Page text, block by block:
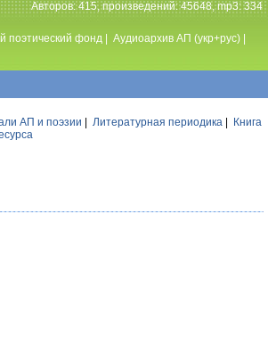
Авторов: 415, произведений: 45648, mp3: 334
поэтический фонд Аудиоархив АП (укр+рус)
АП и поэзии Литературная периодика
Книга